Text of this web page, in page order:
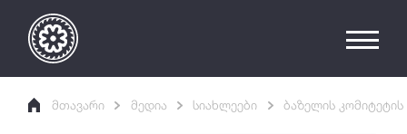
მთავარი მედია სიახლეები ბაზელის